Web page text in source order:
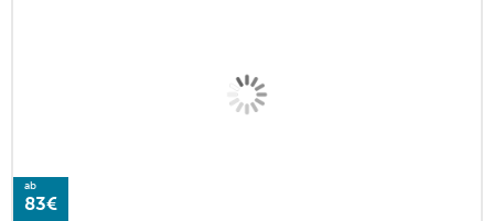
ab
83€